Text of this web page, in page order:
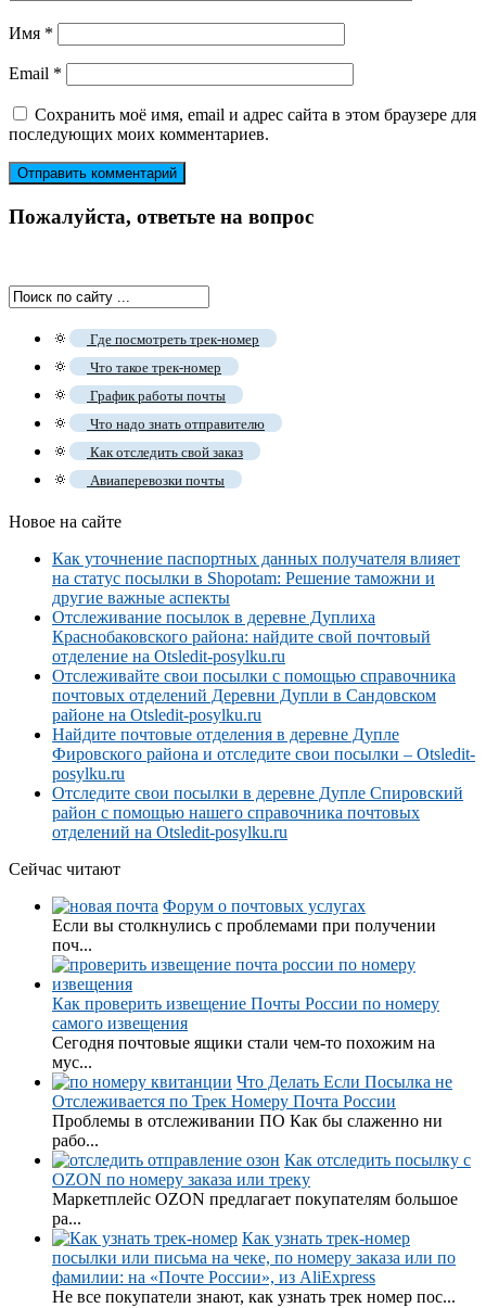
Имя *
Email *
Сохранить моё имя, email и адрес сайта в этом браузере для
последующих моих комментариев.
Пожалуйста, ответьте на вопрос
🔅 Где посмотреть трек-номер
🔅 Что такое трек-номер
🔅 График работы почты
🔅 Что надо знать отправителю
🔅 Как отследить свой заказ
🔅 Авиаперевозки почты
Новое на сайте
Как уточнение паспортных данных получателя влияет
на статус посылки в Shopotam: Решение таможни и
другие важные аспекты
Отслеживание посылок в деревне Дуплиха
Краснобаковского района: найдите свой почтовый
отделение на Otsledit-posylku.ru
Отслеживайте свои посылки с помощью справочника
почтовых отделений Деревни Дупли в Сандовском
районе на Otsledit-posylku.ru
Найдите почтовые отделения в деревне Дупле
Фировского района и отследите свои посылки – Otsledit-
posylku.ru
Отследите свои посылки в деревне Дупле Спировский
район с помощью нашего справочника почтовых
отделений на Otsledit-posylku.ru
Сейчас читают
Форум о почтовых услугах
Если вы столкнулись с проблемами при получении
поч...
Как проверить извещение Почты России по номеру
самого извещения
Сегодня почтовые ящики стали чем-то похожим на
мус...
Что Делать Если Посылка не
Отслеживается по Трек Номеру Почта России
Проблемы в отслеживании ПО Как бы слаженно ни
рабо...
Как отследить посылку с
OZON по номеру заказа или треку
Маркетплейс OZON предлагает покупателям большое
ра...
Как узнать трек-номер
посылки или письма на чеке, по номеру заказа или по
фамилии: на «Почте России», из AliExpress
Не все покупатели знают, как узнать трек номер пос...